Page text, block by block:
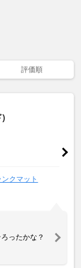
評価順
)
クマット
ったかな？